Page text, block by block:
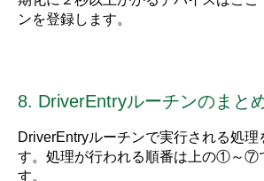
ンを登録します。
8. DriverEntryルーチンのまと
DriverEntryルーチンで実行される処理
す。処理が行われる順番は上の①～⑦
す。